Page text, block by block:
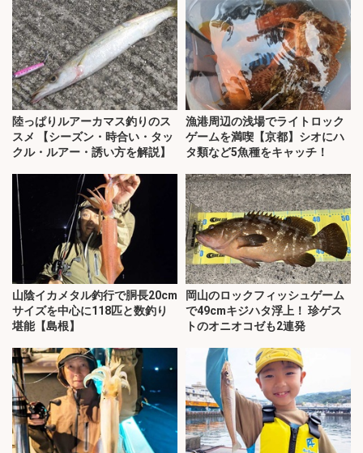
陸っぱりルアーカマス釣りのス
スメ 【シーズン・時合い・タッ
クル・ルアー・誘い方を解説】
漁港周辺の浅場でライトロック
ゲームを満喫【京都】シオにハ
タ類など5魚種をキャッチ！
山陰イカメタル釣行で胴長20cm
サイズを中心に118匹と数釣り
堪能【島根】
岡山のロックフィッシュゲーム
で49cmキジハタ浮上！ 珍ゲス
トのオニオコゼも2連発